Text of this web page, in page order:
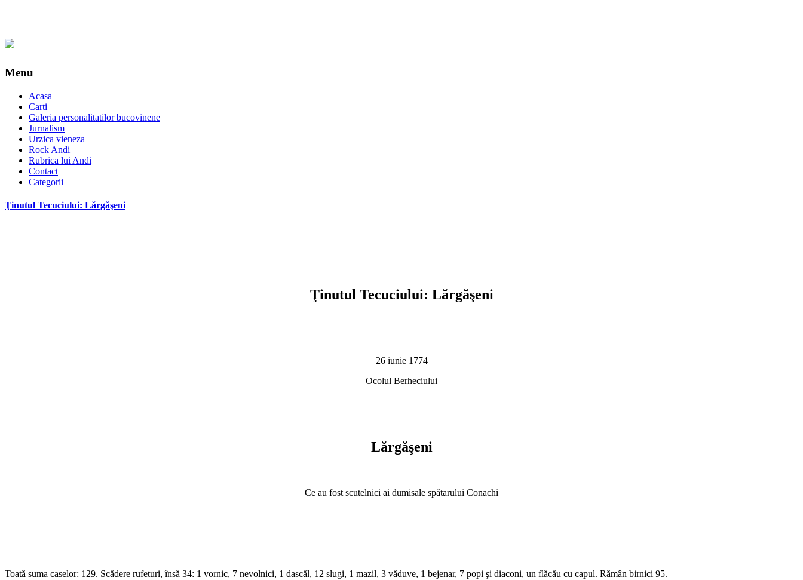
Menu
Acasa
Carti
Galeria personalitatilor bucovinene
Jurnalism
Urzica vieneza
Rock Andi
Rubrica lui Andi
Contact
Categorii
Ţinutul Tecuciului: Lărgăşeni
Ţinutul Tecuciului: Lărgăşeni
26 iunie 1774
Ocolul Berheciului
Lărgăşeni
Ce au fost scutelnici ai dumisale spătarului Conachi
Toată suma caselor: 129. Scădere rufeturi, însă 34: 1 vornic, 7 nevolnici, 1 dascăl, 12 slugi, 1 mazil, 3 văduve, 1 bejenar, 7 popi şi diaconi, un flăcău cu capul. Rămân birnici 95.